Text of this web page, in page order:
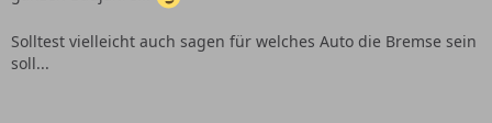
Solltest vielleicht auch sagen für welches Auto die Bremse sein
soll...